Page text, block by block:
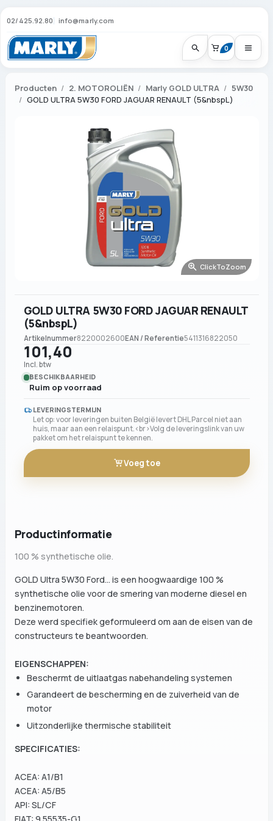
02/425.92.80 info@marly.com
0
Producten 2. MOTOROLIËN Marly GOLD ULTRA
5W30
GOLD ULTRA 5W30 FORD JAGUAR RENAULT (5&nbspL)
ClickToZoom
GOLD ULTRA 5W30 FORD JAGUAR RENAULT
(5&nbspL)
Artikelnummer8220002600EAN / Referentie5411316822050
101,40
Incl. btw
BESCHIKBAARHEID
Ruim op voorraad
LEVERINGSTERMIJN
Let op: voor leveringen buiten België levert DHL Parcel niet aan
huis, maar aan een relaispunt.<br>Volg de leveringslink van uw
pakket om het relaispunt te kennen.
Voeg toe
Productinformatie
100 % synthetische olie.
GOLD Ultra 5W30 Ford... is een hoogwaardige 100 %
synthetische olie voor de smering van moderne diesel en
benzinemotoren.
Deze werd specifiek geformuleerd om aan de eisen van de
constructeurs te beantwoorden.
EIGENSCHAPPEN:
Beschermt de uitlaatgas nabehandeling systemen
Garandeert de bescherming en de zuiverheid van de
motor
Uitzonderlijke thermische stabiliteit
SPECIFICATIES:
ACEA: A1/B1
ACEA: A5/B5
API: SL/CF